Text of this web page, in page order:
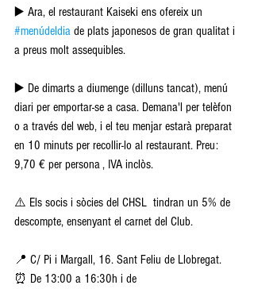
▶️ Ara, el restaurant Kaiseki ens ofereix un
#menúdeldia de plats japonesos de gran qualitat i
a preus molt assequibles.
▶️ De dimarts a diumenge (dilluns tancat), menú
diari per emportar-se a casa. Demana'l per telèfon
o a través del web, i el teu menjar estarà preparat
en 10 minuts per recollir-lo al restaurant. Preu:
9,70 € per persona , IVA inclòs.
⚠️ Els socis i sòcies del CHSL  tindran un 5% de
descompte, ensenyant el carnet del Club.
📍 C/ Pi i Margall, 16. Sant Feliu de Llobregat.
⏰ De 13:00 a 16:30h i de